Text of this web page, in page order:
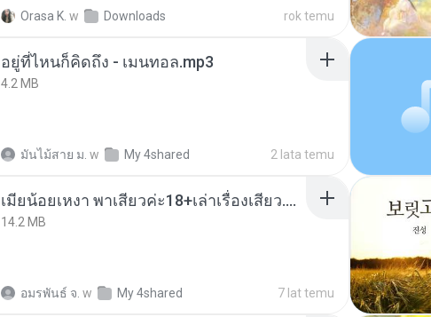
Orasa K. w Downloads rok temu
อยู่ที่ไหนก็คิดถึง - เมนทอล.mp3
4.2 MB
มันไม้สาย ม. w My 4shared 2 lata temu
เมียน้อยเหงา พาเสียวค่ะ18+เล่าเรื่องเสียว.mp3
14.2 MB
อมรพันธ์ จ. w My 4shared 7 lat temu